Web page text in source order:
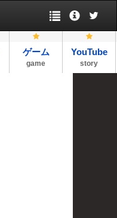
ゲーム
game
YouTube
story